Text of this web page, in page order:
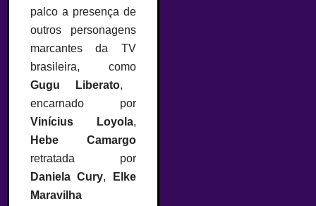
palco a presença de
outros personagens
marcantes da TV
brasileira, como
Gugu Liberato,
encarnado por
Vinícius Loyola,
Hebe Camargo
retratada por
Daniela Cury, Elke
Maravilha